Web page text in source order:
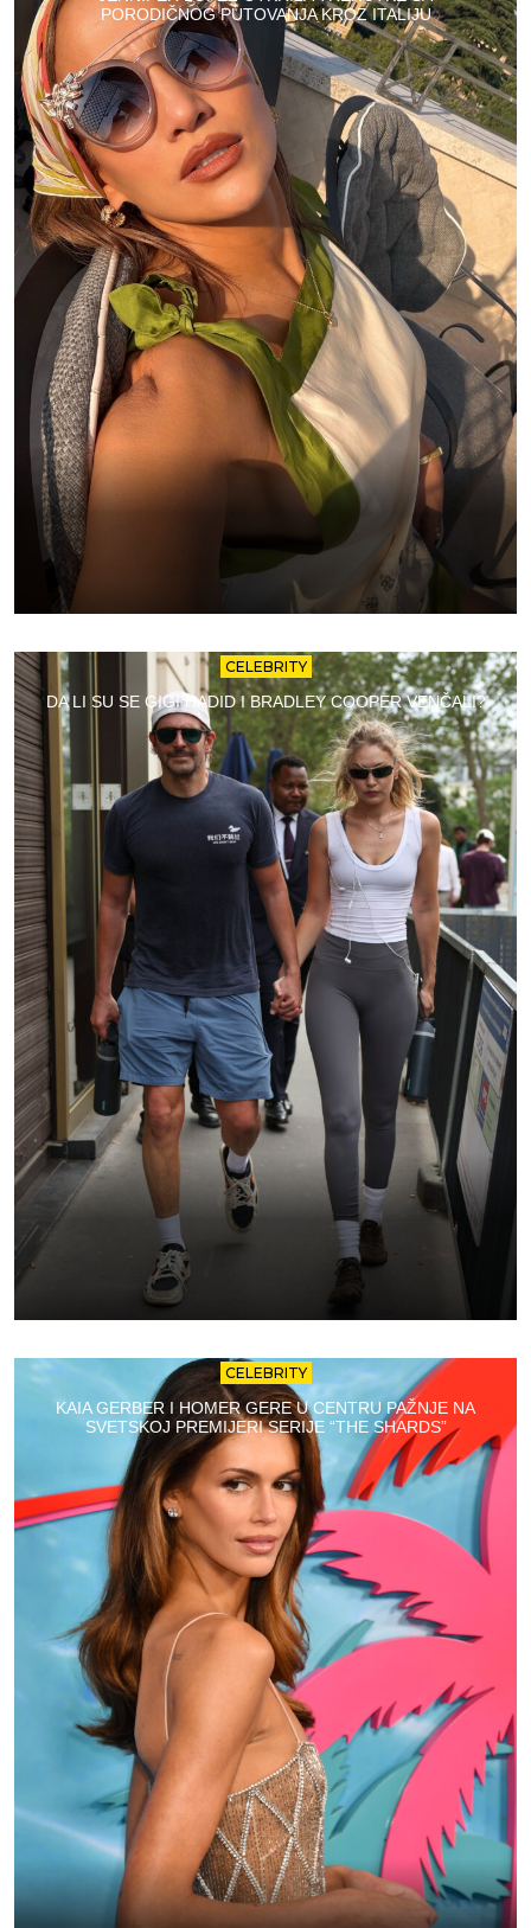
PORODIČNOG PUTOVANJA KROZ ITALIJU
CELEBRITY
DA LI SU SE GIGI HADID I BRADLEY COOPER VENČALI?
CELEBRITY
KAIA GERBER I HOMER GERE U CENTRU PAŽNJE NA
SVETSKOJ PREMIJERI SERIJE “THE SHARDS”